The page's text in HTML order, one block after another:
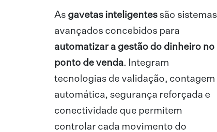
As gavetas inteligentes são sistemas
avançados concebidos para
automatizar a gestão do dinheiro no
ponto de venda. Integram
tecnologias de validação, contagem
automática, segurança reforçada e
conectividade que permitem
controlar cada movimento do